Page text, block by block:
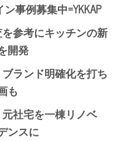
事例募集中=YKKAP
参考にキッチンの新
開発
ランド明確化を打ち
も
社宅を一棟リノベ
ンスに